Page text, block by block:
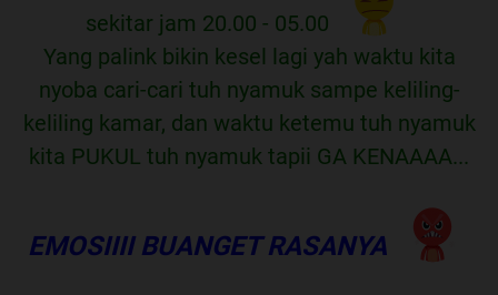
sekitar jam 20.00 - 05.00
Yang palink bikin kesel lagi yah waktu kita
nyoba cari-cari tuh nyamuk sampe keliling-
keliling kamar, dan waktu ketemu tuh nyamuk
kita PUKUL tuh nyamuk tapii GA KENAAAA...
EMOSIIII BUANGET RASANYA